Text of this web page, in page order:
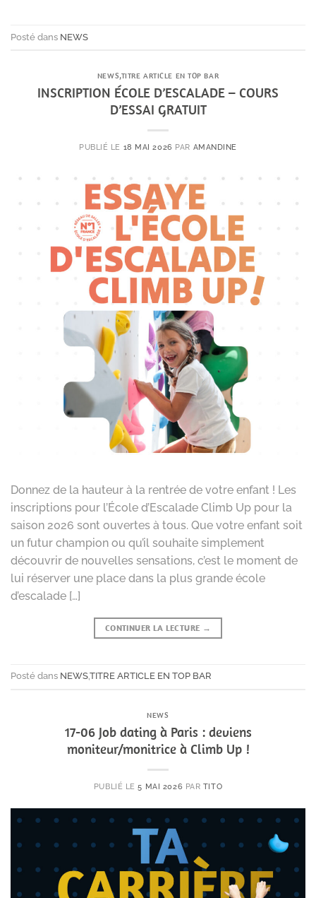
Posté dans NEWS
NEWS,TITRE ARTICLE EN TOP BAR
INSCRIPTION ÉCOLE D’ESCALADE – COURS
D’ESSAI GRATUIT
PUBLIÉ LE 18 MAI 2026 PAR AMANDINE
Donnez de la hauteur à la rentrée de votre enfant ! Les
inscriptions pour l’École d’Escalade Climb Up pour la
saison 2026 sont ouvertes à tous. Que votre enfant soit
un futur champion ou qu’il souhaite simplement
découvrir de nouvelles sensations, c’est le moment de
lui réserver une place dans la plus grande école
d’escalade […]
CONTINUER LA LECTURE →
Posté dans NEWS,TITRE ARTICLE EN TOP BAR
NEWS
17-06 Job dating à Paris : deviens
moniteur/monitrice à Climb Up !
PUBLIÉ LE5 MAI 2026 PAR TITO